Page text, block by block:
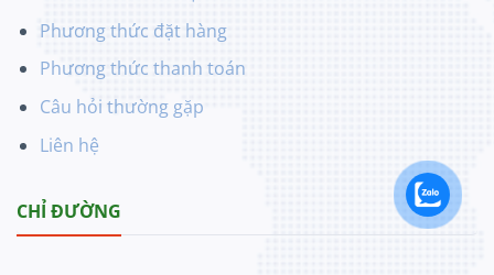
Phương thức đặt hàng
Phương thức thanh toán
Câu hỏi thường gặp
Liên hệ
CHỈ ĐƯỜNG